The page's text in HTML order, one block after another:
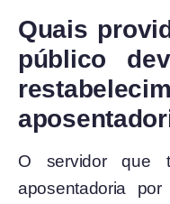
Quais
público
O servidor que
aposentadoria